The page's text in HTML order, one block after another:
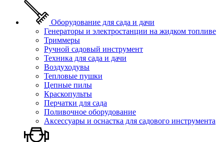
Оборудование для сада и дачи
Генераторы и электростанции на жидком топливе
Триммеры
Ручной садовый инструмент
Техника для сада и дачи
Воздуходувы
Тепловые пушки
Цепные пилы
Краскопульты
Перчатки для сада
Поливочное оборудование
Аксессуары и оснастка для садового инструмента